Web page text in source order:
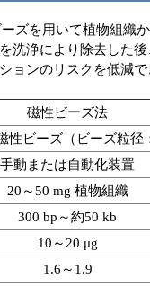
ズを用いて植物組織
洗浄により除去した
ョンのリスクを低減
磁性ビーズ法
性ビーズ（ビーズ粒径
手動または自動化装置
20～50 mg 植物組織
300 bp～約50 kb
10～20 μg
1.6～1.9